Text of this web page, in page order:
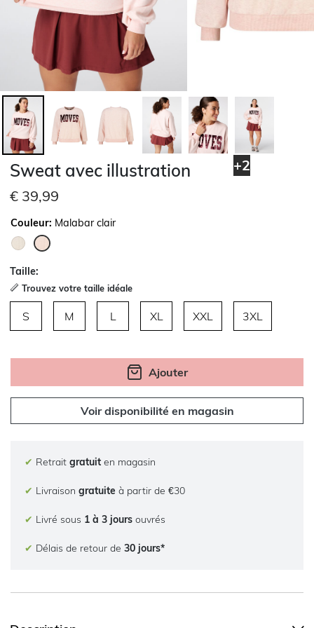
+2
Sweat avec illustration
€ 39,99
Couleur: Malabar clair
Taille:
Trouvez votre taille idéale
S M L XL XXL 3XL
Ajouter
Voir disponibilité en magasin
✔ Retrait gratuit en magasin
✔ Livraison gratuite à partir de €30
✔ Livré sous 1 à 3 jours ouvrés
✔ Délais de retour de 30 jours*